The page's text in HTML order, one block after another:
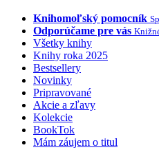
Knihomoľský pomocník
Odporúčame pre vás
Všetky knihy
Knihy roka 2025
Bestsellery
Novinky
Pripravované
Akcie a zľavy
Kolekcie
BookTok
Mám záujem o titul